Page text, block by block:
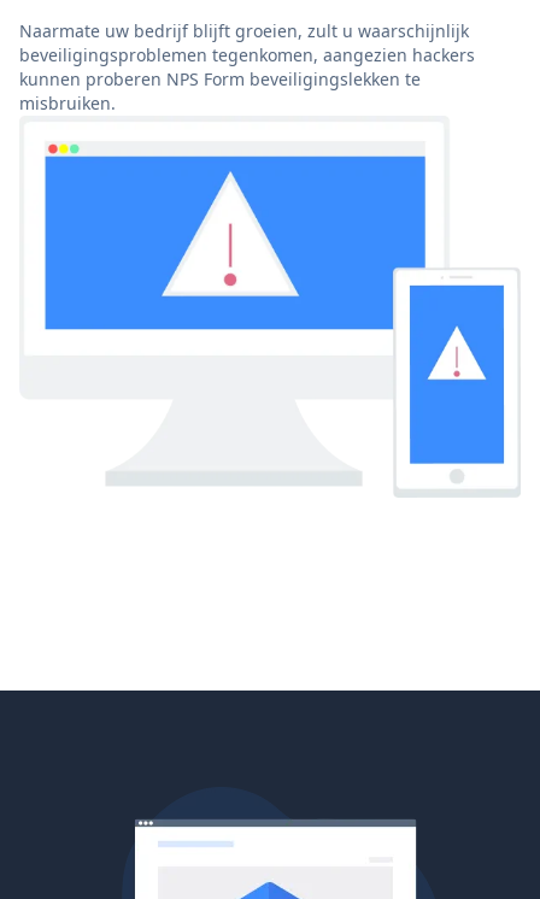
Naarmate uw bedrijf blijft groeien, zult u waarschijnlijk
beveiligingsproblemen tegenkomen, aangezien hackers
kunnen proberen NPS Form beveiligingslekken te
misbruiken.